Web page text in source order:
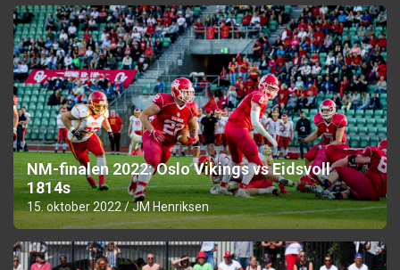
NM-finalen 2022: Oslo Vikings vs Eidsvoll
1814s
15. oktober 2022 JM Henriksen